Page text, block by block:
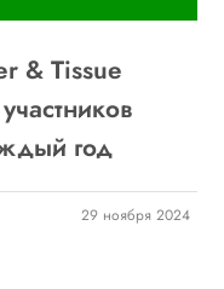
& Tissue
год
29 ноября 2024